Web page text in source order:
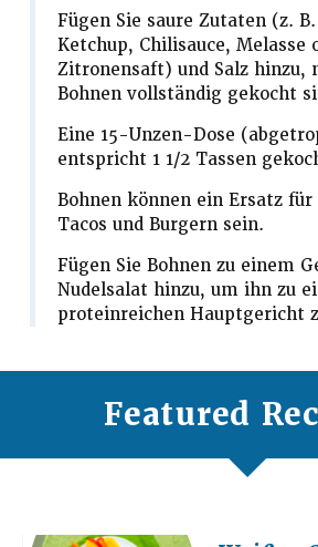
Fügen Sie saure Zutaten (z.
Ketchup, Chilisauce, Melasse
Zitronensaft) und Salz hinzu,
Bohnen vollständig gekocht
Eine 15-Unzen-Dose
entspricht 1 1/2 Tassen
Bohnen können ein Ersatz
Tacos und Burgern sein.
Fügen Sie Bohnen zu einem
Nudelsalat hinzu, um ihn zu
proteinreichen Hauptgericht
Featured